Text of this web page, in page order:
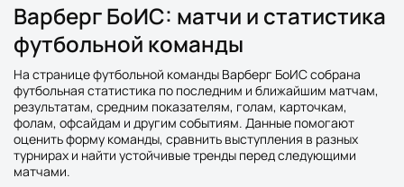
Варберг БоИС: матчи и статистика
футбольной команды
На странице футбольной команды Варберг БоИС собрана
футбольная статистика по последним и ближайшим матчам,
результатам, средним показателям, голам, карточкам,
фолам, офсайдам и другим событиям. Данные помогают
оценить форму команды, сравнить выступления в разных
турнирах и найти устойчивые тренды перед следующими
матчами.